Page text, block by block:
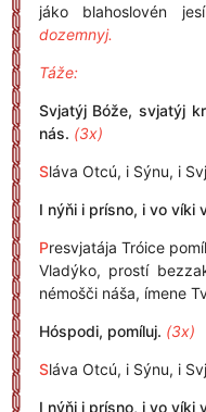
jáko blahoslovén
dozemnyj.
Táže:
Svjatýj Bóže, svjatýj
nás. (3x)
Sláva Otcú, i Sýnu, i
I nýňi i prísno, i vo víki
Presvjatája Tróice
Vladýko, prostí
némošči náša, ímene
Hóspodi, pomíluj. (3x)
Sláva Otcú, i Sýnu, i
I nýňi i prísno, i vo víki